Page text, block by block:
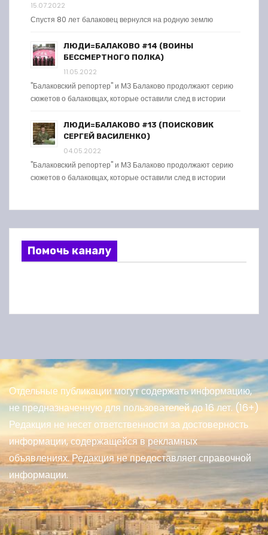
15.07.2022
Спустя 80 лет балаковец вернулся на родную землю
ЛЮДИ=БАЛАКОВО #14 (ВОИНЫ
БЕССМЕРТНОГО ПОЛКА)
11.05.2022
"Балаковский репортер" и МЗ Балаково продолжают серию
сюжетов о балаковцах, которые оставили след в истории
ЛЮДИ=БАЛАКОВО #13 (ПОИСКОВИК
СЕРГЕЙ ВАСИЛЕНКО)
04.05.2022
"Балаковский репортер" и МЗ Балаково продолжают серию
сюжетов о балаковцах, которые оставили след в истории
Помочь каналу
Отдельные публикации могут содержать информацию,
не предназначенную для пользователей до 16 лет. (16+)
Редакция не несет ответственности за достоверность
информации, содержащейся в рекламных
объявлениях. Редакция не предоставляет справочной
информации.